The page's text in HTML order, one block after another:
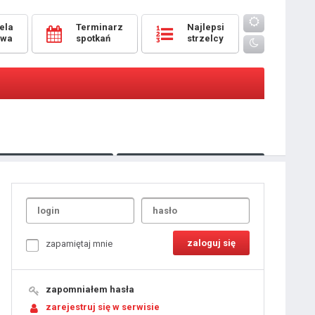
Terminarz
spotkań
Najlepsi
strzelcy
zapamiętaj mnie
zapomniałem hasła
zarejestruj się w serwisie